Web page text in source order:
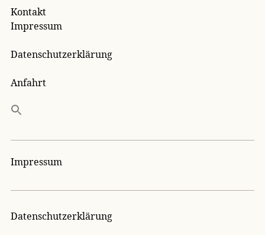
Kontakt
Impressum
Datenschutzerklärung
Anfahrt
Impressum
Datenschutzerklärung